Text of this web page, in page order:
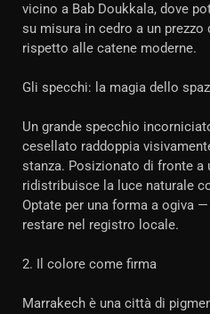
vicino a Bab Doukkala, dove
su misura in cedro a un
rispetto alle catene moderne.
Gli specchi: la magia dello
Un grande specchio
cesellato raddoppia
stanza. Posizionato di fronte a
ridistribuisce la luce naturale
Optate per una forma a ogiva
restare nel registro locale.
2. Il colore come firma
Marrakech è una città di